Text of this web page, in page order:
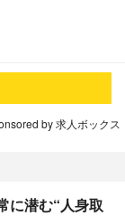
by 求人ボックス
に潜む“人身取